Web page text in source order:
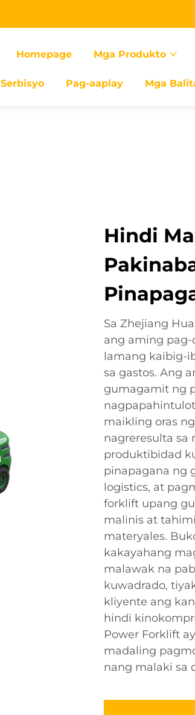
Homepage Mga Produkto
Serbisyo Pag-aaplay Mga
Hindi
Sa Zhejiang
ang aming pag-
lamang kaibig-
sa gastos. Ang
gumagamit ng
maikling oras
nagreresulta sa
produktibidad
pinapagana ng
logistics, at
forklift upang
malinis at
materyales.
kakayahang
malawak na
kuwadrado,
kliyente ang
hindi
Power Forklift
madaling
nang malaki sa